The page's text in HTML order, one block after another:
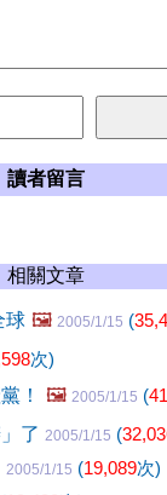
讀者留言
相關文章
球 🖼️ 2005/1/15 (
次)
！
🖼️ 2005/1/15 (
了 2005/1/15 (
2005/1/15 (19,089次)